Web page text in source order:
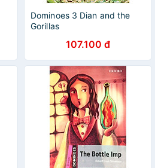
Dominoes 3 Dian and the
Gorillas
107.100 đ